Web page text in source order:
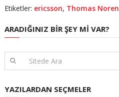
Etiketler: ericsson, Thomas Noren
ARADIĞINIZ BIR ŞEY MI VAR?
YAZILARDAN SEÇMELER